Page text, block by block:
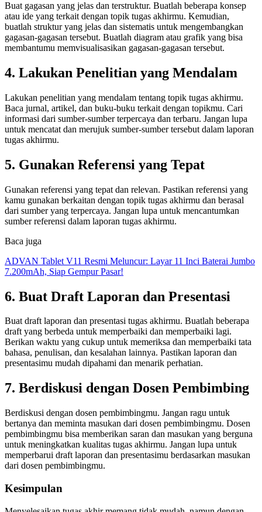
Buat gagasan yang jelas dan terstruktur. Buatlah beberapa konsep
atau ide yang terkait dengan topik tugas akhirmu. Kemudian,
buatlah struktur yang jelas dan sistematis untuk mengembangkan
gagasan-gagasan tersebut. Buatlah diagram atau grafik yang bisa
membantumu memvisualisasikan gagasan-gagasan tersebut.
4. Lakukan Penelitian yang Mendalam
Lakukan penelitian yang mendalam tentang topik tugas akhirmu.
Baca jurnal, artikel, dan buku-buku terkait dengan topikmu. Cari
informasi dari sumber-sumber terpercaya dan terbaru. Jangan lupa
untuk mencatat dan merujuk sumber-sumber tersebut dalam laporan
tugas akhirmu.
5. Gunakan Referensi yang Tepat
Gunakan referensi yang tepat dan relevan. Pastikan referensi yang
kamu gunakan berkaitan dengan topik tugas akhirmu dan berasal
dari sumber yang terpercaya. Jangan lupa untuk mencantumkan
sumber referensi dalam laporan tugas akhirmu.
Baca juga
ADVAN Tablet V11 Resmi Meluncur: Layar 11 Inci Baterai Jumbo
7.200mAh, Siap Gempur Pasar!
6. Buat Draft Laporan dan Presentasi
Buat draft laporan dan presentasi tugas akhirmu. Buatlah beberapa
draft yang berbeda untuk memperbaiki dan memperbaiki lagi.
Berikan waktu yang cukup untuk memeriksa dan memperbaiki tata
bahasa, penulisan, dan kesalahan lainnya. Pastikan laporan dan
presentasimu mudah dipahami dan menarik perhatian.
7. Berdiskusi dengan Dosen Pembimbing
Berdiskusi dengan dosen pembimbingmu. Jangan ragu untuk
bertanya dan meminta masukan dari dosen pembimbingmu. Dosen
pembimbingmu bisa memberikan saran dan masukan yang berguna
untuk meningkatkan kualitas tugas akhirmu. Jangan lupa untuk
memperbarui draft laporan dan presentasimu berdasarkan masukan
dari dosen pembimbingmu.
Kesimpulan